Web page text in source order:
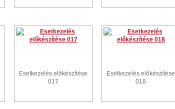
Esetkezelés előkészítése
017
Esetkezelés előkészítése
018